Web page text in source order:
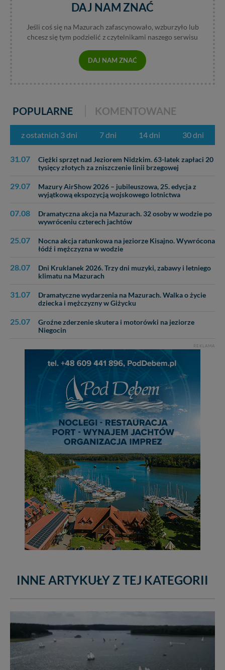
DAJ NAM ZNAĆ
Jeśli coś się na Mazurach zafascynowało, wzburzyło lub
chcesz się tym podzielić z czytelnikami naszego serwisu
DAJ NAM ZNAĆ
POPULARNE KOMENTOWANE
z ostatnich 3 dni 7 dni 14 dni 30 dni
31.07
Ciężki sprzęt nad Jeziorem Nidzkim. 63-latek zapłaci 20
tysięcy złotych za zniszczenie linii brzegowej
29.07
Mazury AirShow 2026 – jubileuszowa, 25. edycja z
wyjątkową ekspozycją wojskowego lotnictwa
07.08
Dramatyczna akcja na Mazurach. 32 osoby w wodzie po
wywróceniu czterech jachtów
25.07
Nocna akcja ratunkowa na jeziorze Kisajno. Wywrócona
łódź i mężczyzna w wodzie
28.07
Dni Kruklanek 2026. Trzy dni muzyki, zabawy i letniego
klimatu na Mazurach
31.07
Dramatyczne wydarzenia na Mazurach. Walka o życie
dziecka i mężczyzny w Giżycku
25.07
Groźne zderzenie skutera i motorówki na jeziorze
Niegocin
REKLAMA
INNE ARTYKUŁY Z TEJ KATEGORII
danych, zażądać ich poprawienia lub usunięcia,
zawsze jest możliwe techniczne zrealizowanie Twoich
praw w odniesieniu do informacji zawartych w plikach
tych plików - w pewnych przypadkach nie możemy tego
Dziękujemy, i życzmy miłego odkrywania Mazur na